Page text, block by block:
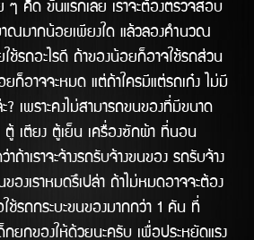
ๆ คิด ขั้นแรกเลย เราจะต้องตรวจสอบ
าณมากน้อยเพียงใด แล้วลองคำนวณ
ใช้รถอะไรดี ถ้าของน้อยก็อาจใช้รถส่วน
ก็อาจจะหมด แต่ถ้าใครมีแต่รถเก๋ง ไม่มี
ะ? เพราะคงไม่สามารถขนของที่มีขนาด
เตียง ตู้เย็น เครื่องซักผ้า ที่นอน
ถ้าเราจะจ้างรถรับจ้างขนของ รถรับจ้าง
องเราหมดรึเปล่า ถ้าไม่หมดอาจจะต้อง
ช้รถกระบะขนของมากกว่า 1 คัน ที่
ยกของให้ด้วยนะครับ เพื่อประหยัดแรง